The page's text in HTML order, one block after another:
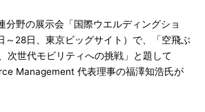
野の展示会「国際ウエルディングショ
～28日、東京ビッグサイト）で、「空飛ぶ
次世代モビリティへの挑戦」と題して
Management 代表理事の福澤知浩氏が